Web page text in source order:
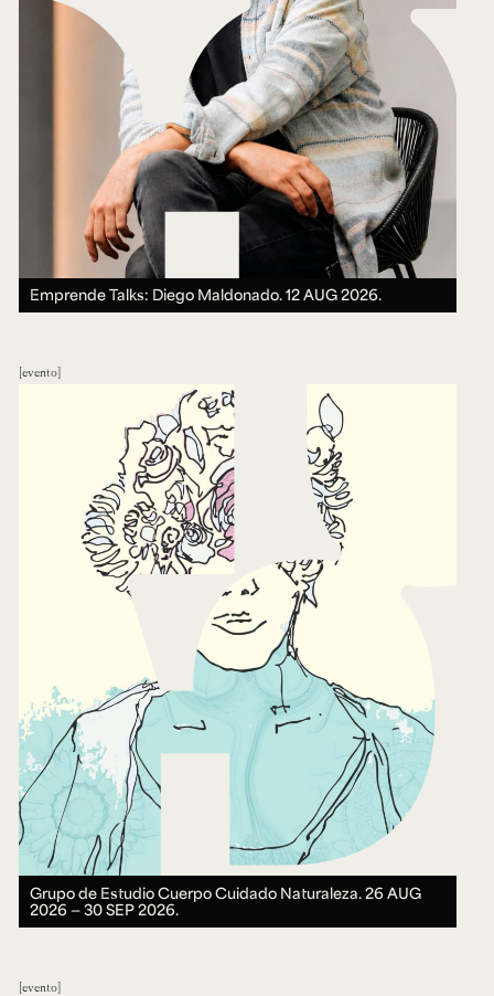
Emprende Talks: Diego Maldonado.12 AUG 2026.
evento
Grupo de Estudio Cuerpo Cuidado Naturaleza.26 AUG
2026 ― 30 SEP 2026.
evento